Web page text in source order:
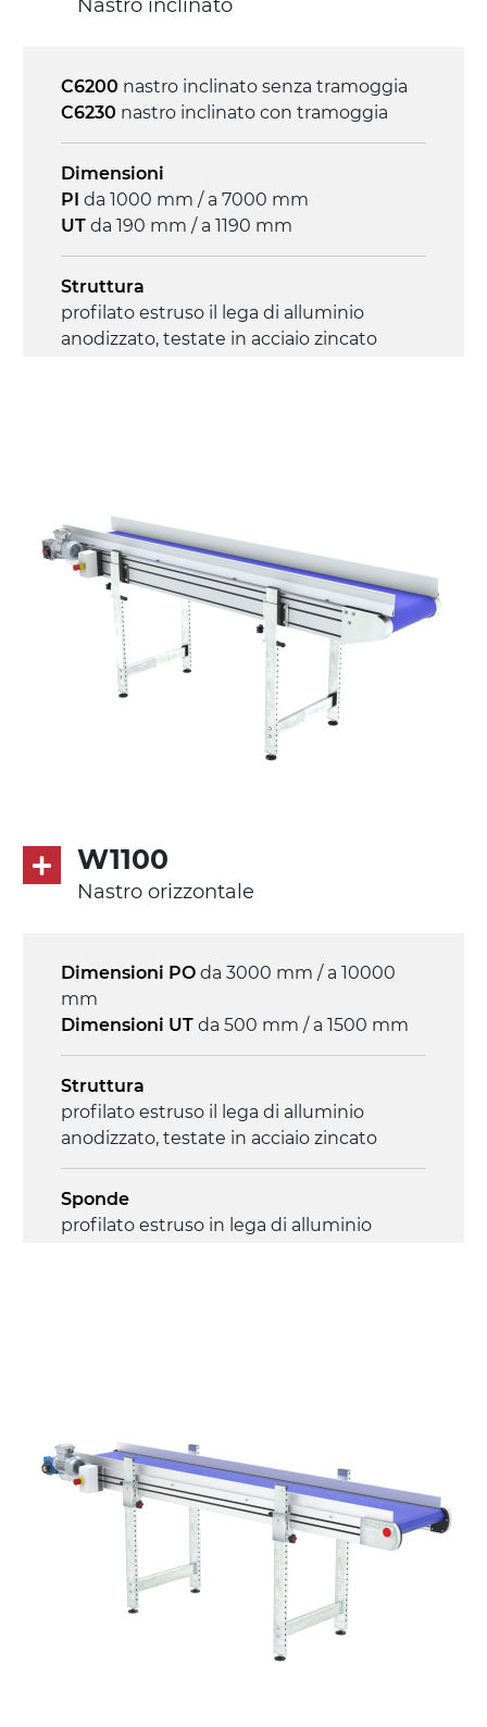
on/off, E-Stop, protezione termica motore
Nastro inclinato
C6200 nastro inclinato senza tramoggia
C6230 nastro inclinato con tramoggia
Dimensioni
PI da 1000 mm / a 7000 mm
UT da 190 mm / a 1190 mm
Struttura
profilato estruso il lega di alluminio
anodizzato, testate in acciaio zincato
Supporti di sostegno
cannocchiali con cerniere in lega di
alluminio pressofuso, gambe in tubolare
in metallo zincato, ruote pivottanti
con/senza freno (2+2)
Tappeto
PVC superficie quadrangolare verde
asincrono trifase multi tensione
230/400Vac-50Hz-3F
Controllo
W1100
Nastro orizzontale
Dimensioni PO da 3000 mm / a 10000
mm
Dimensioni UT da 500 mm / a 1500 mm
Struttura
profilato estruso il lega di alluminio
anodizzato, testate in acciaio zincato
Sponde
profilato estruso in lega di alluminio
Tappeto
PU superficie blue opaco
Trasmissione
diretta in traino (lato sinistro), motore
asincrono trifase multi tensione
230/400Vac-50Hz-3F